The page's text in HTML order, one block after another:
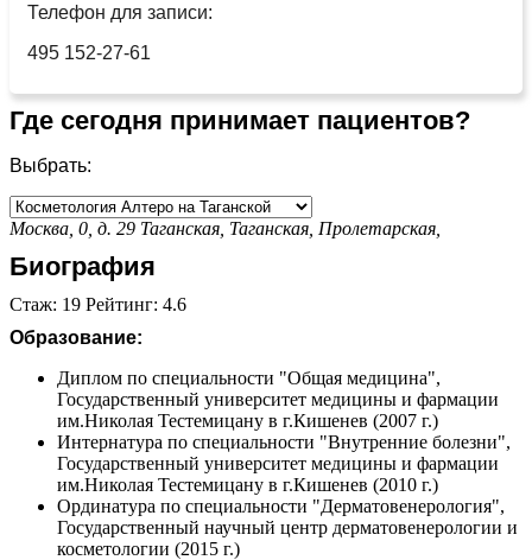
Телефон для записи:
495 152-27-61
Где сегодня принимает пациентов?
Выбрать:
Москва, 0, д. 29 Таганская, Таганская, Пролетарская,
Биография
Стаж: 19 Рейтинг: 4.6
Образование:
Диплом по специальности "Общая медицина",
Государственный университет медицины и фармации
им.Николая Тестемицану в г.Кишенев (2007 г.)
Интернатура по специальности "Внутренние болезни",
Государственный университет медицины и фармации
им.Николая Тестемицану в г.Кишенев (2010 г.)
Ординатура по специальности "Дерматовенерология",
Государственный научный центр дерматовенерологии и
косметологии (2015 г.)